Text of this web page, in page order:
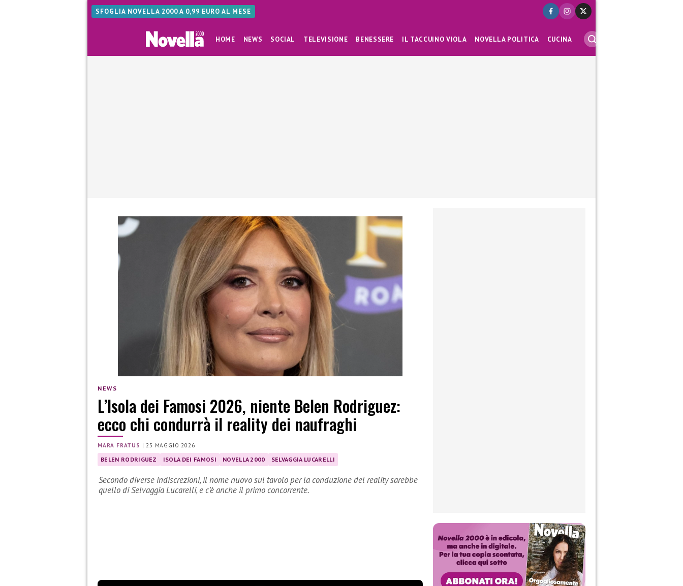
SFOGLIA NOVELLA 2000 A 0,99 EURO AL MESE
HOME NEWS SOCIAL TELEVISIONE BENESSERE IL TACCUINO VIOLA NOVELLA POLITICA CUCINA
NEWS
L’Isola dei Famosi 2026, niente Belen Rodriguez:
ecco chi condurrà il reality dei naufraghi
MARA FRATUS |25 MAGGIO 2026
BELEN RODRIGUEZ ISOLA DEI FAMOSI NOVELLA 2000 SELVAGGIA LUCARELLI
Secondo diverse indiscrezioni, il nome nuovo sul tavolo per la conduzione del reality sarebbe
quello di Selvaggia Lucarelli, e c’è anche il primo concorrente.